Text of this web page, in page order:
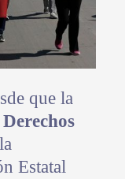
que la
Estatal